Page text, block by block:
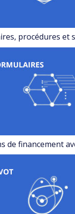
procédures et
de financement